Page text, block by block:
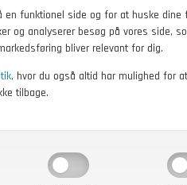
funktionel side og for at huske dine
og analyserer besøg på vores side,
bliver relevant for dig.
, hvor du også altid har mulighed for
tilbage.